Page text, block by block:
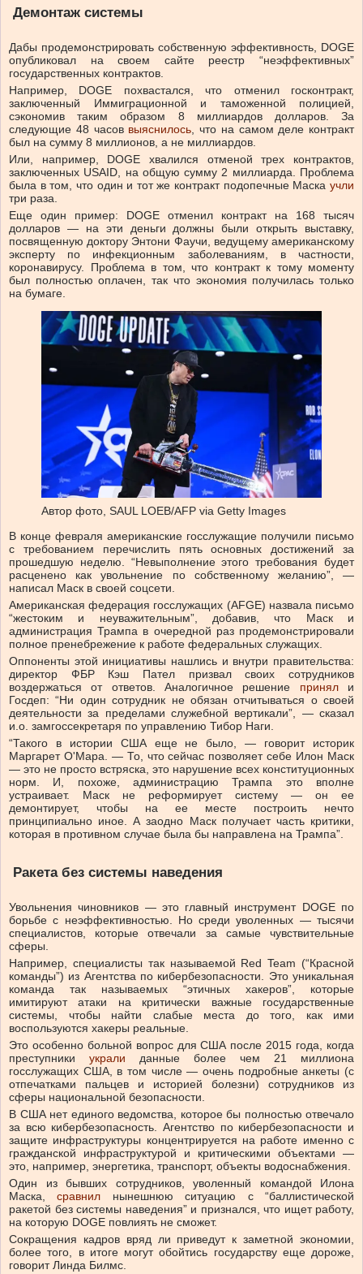
Демонтаж системы
Дабы продемонстрировать собственную эффективность, DOGE
опубликовал на своем сайте реестр “неэффективных”
государственных контрактов.
Например, DOGE похвастался, что отменил госконтракт,
заключенный Иммиграционной и таможенной полицией,
сэкономив таким образом 8 миллиардов долларов. За
следующие 48 часов выяснилось , что на самом деле контракт
был на сумму 8 миллионов, а не миллиардов.
Или, например, DOGE хвалился отменой трех контрактов,
заключенных USAID, на общую сумму 2 миллиарда. Проблема
была в том, что один и тот же контракт подопечные Маска учли
три раза.
Еще один пример: DOGE отменил контракт на 168 тысяч
долларов — на эти деньги должны были открыть выставку,
посвященную доктору Энтони Фаучи, ведущему американскому
эксперту по инфекционным заболеваниям, в частности,
коронавирусу. Проблема в том, что контракт к тому моменту
был полностью оплачен, так что экономия получилась только
на бумаге.
Автор фото, SAUL LOEB/AFP via Getty Images
В конце февраля американские госслужащие получили письмо
с требованием перечислить пять основных достижений за
прошедшую неделю. “Невыполнение этого требования будет
расценено как увольнение по собственному желанию”, —
написал Маск в своей соцсети.
Американская федерация госслужащих (AFGE) назвала письмо
“жестоким и неуважительным”, добавив, что Маск и
администрация Трампа в очередной раз продемонстрировали
полное пренебрежение к работе федеральных служащих.
Оппоненты этой инициативы нашлись и внутри правительства:
директор ФБР Кэш Пател призвал своих сотрудников
воздержаться от ответов. Аналогичное решение приняли
Госдеп: “Ни один сотрудник не обязан отчитываться о своей
деятельности за пределами служебной вертикали”, — сказал
и.о. замгоссекретаря по управлению Тибор Наги.
“Такого в истории США еще не было, — говорит историк
Маргарет О'Мара. — То, что сейчас позволяет себе Илон Маск
— это не просто встряска, это нарушение всех конституционных
норм. И, похоже, администрацию Трампа это вполне
устраивает. Маск не реформирует систему — он ее
демонтирует, чтобы на ее месте построить нечто
принципиально иное. А заодно Маск получает часть критики,
которая в противном случае была бы направлена на Трампа”.
Ракета без системы наведения
Увольнения чиновников — это главный инструмент DOGE по
борьбе с неэффективностью. Но среди уволенных — тысячи
специалистов, которые отвечали за самые чувствительные
сферы.
Например, специалисты так называемой Red Team (“Красной
команды”) из Агентства по кибербезопасности. Это уникальная
команда так называемых “этичных хакеров”, которые
имитируют атаки на критически важные государственные
системы, чтобы найти слабые места до того, как ими
воспользуются хакеры реальные.
Это особенно больной вопрос для США после 2015 года, когда
преступники украли данные более чем 21 миллиона
госслужащих США, в том числе — очень подробные анкеты (с
отпечатками пальцев и историей болезни) сотрудников из
сферы национальной безопасности.
В США нет единого ведомства, которое бы полностью отвечало
за всю кибербезопасность. Агентство по кибербезопасности и
защите инфраструктуры концентрируется на работе именно с
гражданской инфраструктурой и критическими объектами —
это, например, энергетика, транспорт, объекты водоснабжения.
Один из бывших сотрудников, уволенный командой Илона
Маска,сравнил нынешнюю ситуацию с “баллистической
ракетой без системы наведения” и признался, что ищет работу,
на которую DOGE повлиять не сможет.
Сокращения кадров вряд ли приведут к заметной экономии,
более того, в итоге могут обойтись государству еще дороже,
говорит Линда Билмс.